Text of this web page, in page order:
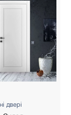
двері